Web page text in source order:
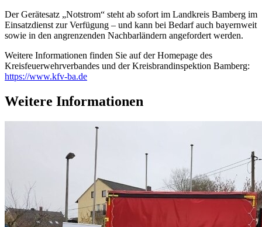
Der Gerätesatz „Notstrom“ steht ab sofort im Landkreis Bamberg im
Einsatzdienst zur Verfügung – und kann bei Bedarf auch bayernweit
sowie in den angrenzenden Nachbarländern angefordert werden.
Weitere Informationen finden Sie auf der Homepage des
Kreisfeuerwehrverbandes und der Kreisbrandinspektion Bamberg:
https://www.kfv-ba.de
Weitere Informationen